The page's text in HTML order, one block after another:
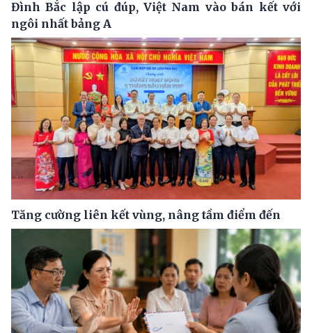
Đình Bắc lập cú đúp, Việt Nam vào bán kết với
ngôi nhất bảng A
Tăng cường liên kết vùng, nâng tầm điểm đến